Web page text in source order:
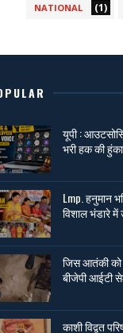
NATIONAL (1)
यूपी :
भरी हक की
Lmp. हनुमान
विशाल भंडारे में
जिस आतंकी को
बीजेपी आईटी
काशी विद्वत